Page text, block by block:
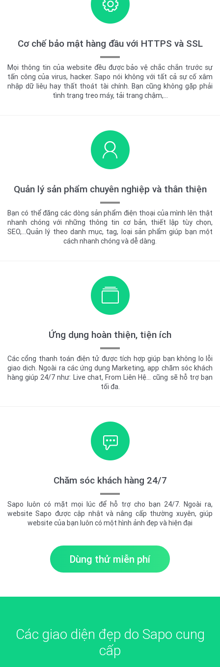
Cơ chế bảo mật hàng đầu với HTTPS và SSL
Mọi thông tin của website đều được bảo vệ chắc chắn trước sự
tấn công của virus, hacker. Sapo nói không với tất cả sự cố xâm
nhập dữ liêụ hay thất thoát tài chính. Bạn cũng không gặp phải
tình trạng treo máy, tải trang chậm,…
Quản lý sản phẩm chuyên nghiệp và thân thiện
Bạn có thể đăng các dòng sản phẩm điện thoại của mình lên thật
nhanh chóng với những thông tin cơ bản, thiết lập tùy chọn,
SEO,...Quản lý theo danh mục, tag, loại sản phẩm giúp bạn một
cách nhanh chóng và dễ dàng.
Ứng dụng hoàn thiện, tiện ích
Các cổng thanh toán điện tử được tích hợp giúp bạn không lo lỗi
giao dịch. Ngoài ra các ứng dụng Marketing, app chăm sóc khách
hàng giúp 24/7 như: Live chat, From Liên Hệ... cũng sẽ hỗ trợ bạn
tối đa.
Chăm sóc khách hàng 24/7
Sapo luôn có mặt mọi lúc để hỗ trợ cho bạn 24/7. Ngoài ra,
website Sapo được cập nhật và nâng cấp thường xuyên, giúp
website của bạn luôn có một hình ảnh đẹp và hiện đại
Dùng thử miễn phí
Các giao diện đẹp do Sapo cung
cấp